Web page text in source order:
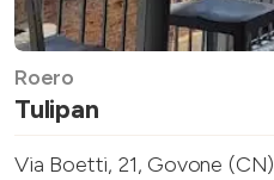
Roero
Tulipan
Via Boetti, 21, Govone (CN)